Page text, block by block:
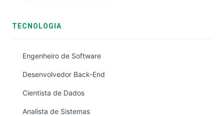
TECNOLOGIA
Engenheiro de Software
Desenvolvedor Back-End
Cientista de Dados
Analista de Sistemas